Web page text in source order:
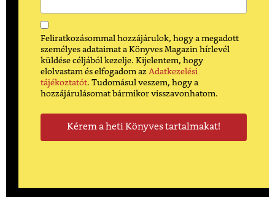
Feliratkozásommal hozzájárulok, hogy a megadott
személyes adataimat a Könyves Magazin hírlevél
küldése céljából kezelje. Kijelentem, hogy
elolvastam és elfogadom az Adatkezelési
tájékoztatót. Tudomásul veszem, hogy a
hozzájárulásomat bármikor visszavonhatom.